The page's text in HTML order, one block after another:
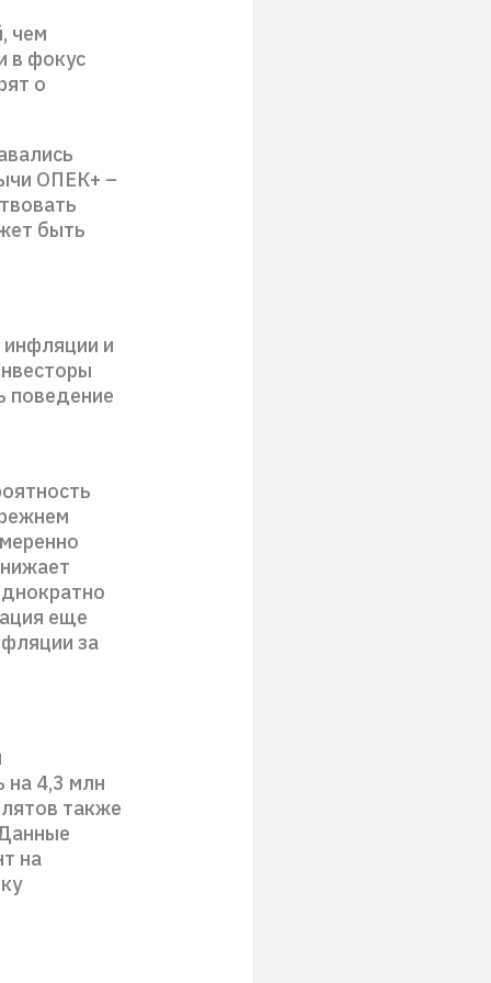
чем
в фокус
о
ОПЕК+ –
быть
и
поведение
еще
за
на 4,3 млн
также
на